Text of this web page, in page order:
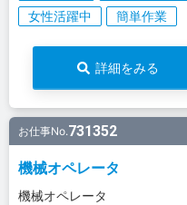
女性活躍中
簡単作業
詳細をみる
お仕事No.731352
機械オペレータ
機械オペレータ